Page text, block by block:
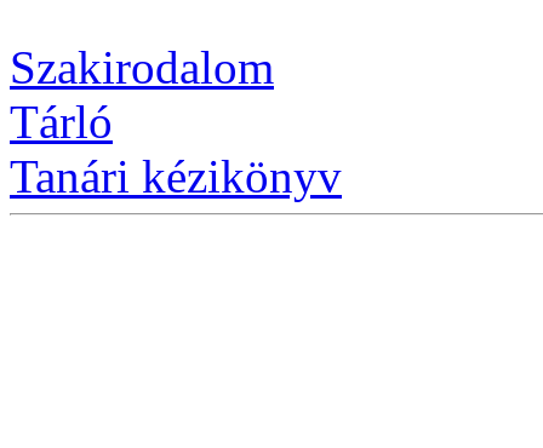
Szakirodalom
Tárló
Tanári kézikönyv